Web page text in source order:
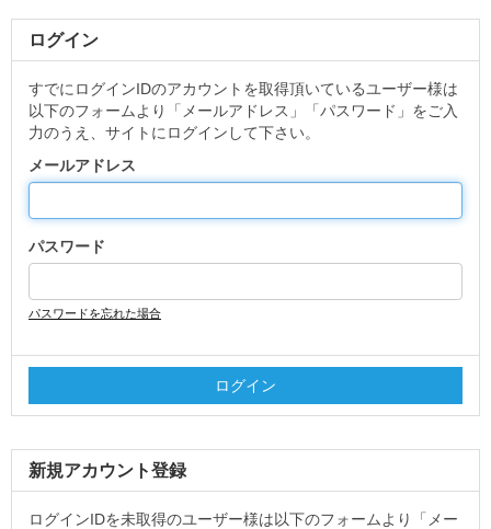
ログイン
すでにログインIDのアカウントを取得頂いているユーザー様は
以下のフォームより「メールアドレス」「パスワード」をご入
力のうえ、サイトにログインして下さい。
メールアドレス
パスワード
パスワードを忘れた場合
新規アカウント登録
ログインIDを未取得のユーザー様は以下のフォームより「メー